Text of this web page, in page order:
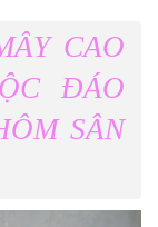
CAO
ĐÁO
SÂN